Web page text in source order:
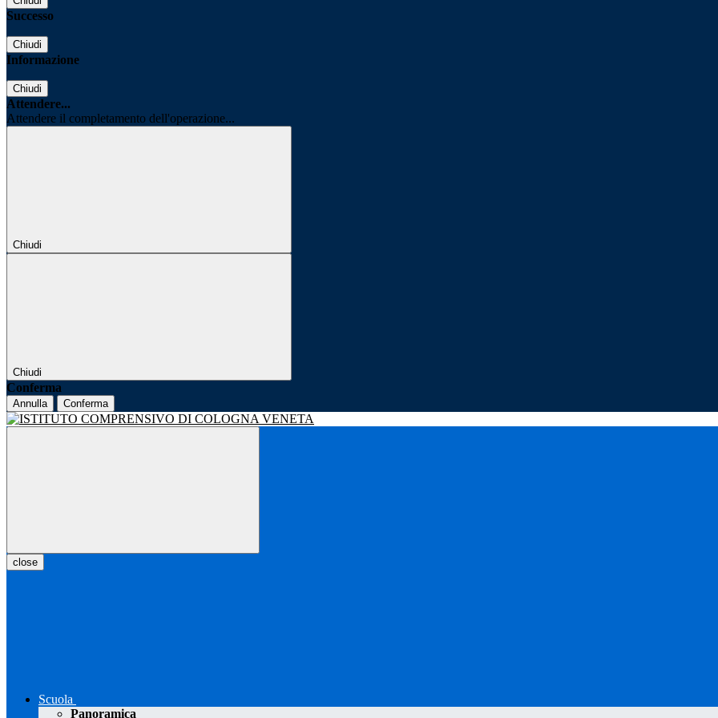
Successo
Chiudi
Informazione
Chiudi
Attendere...
Attendere il completamento dell'operazione...
Chiudi
Chiudi
Conferma
Annulla Conferma
close
Scuola
Panoramica